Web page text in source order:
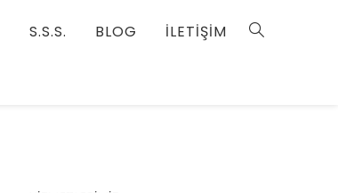
S.S.S. BLOG İLETİŞİM